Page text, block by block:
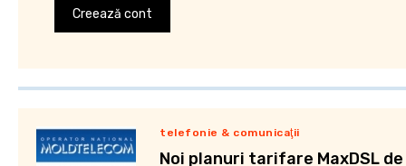
Creează cont
telefonie & comunicaţii
Noi planuri tarifare MaxDSL